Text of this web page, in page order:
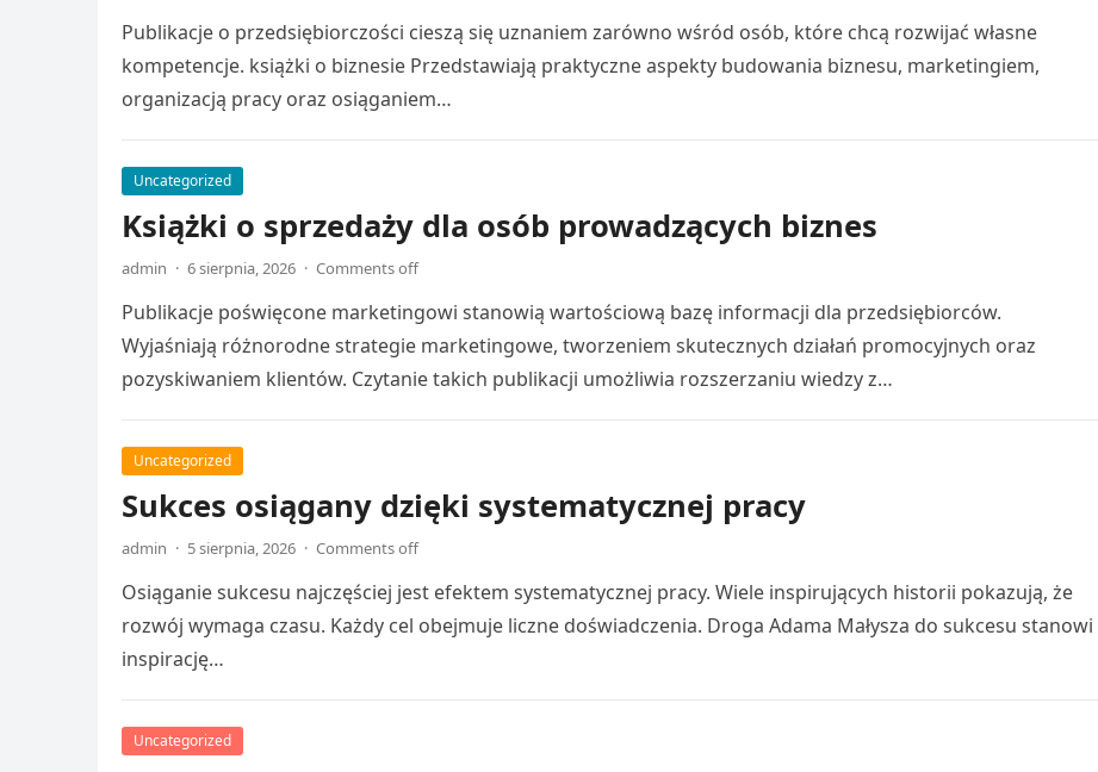
Publikacje o przedsiębiorczości cieszą się uznaniem zarówno wśród osób, które chcą rozwijać własne
kompetencje. książki o biznesie Przedstawiają praktyczne aspekty budowania biznesu, marketingiem,
organizacją pracy oraz osiąganiem…
Uncategorized
Książki o sprzedaży dla osób prowadzących biznes
admin · 6 sierpnia, 2026 · Comments off
Publikacje poświęcone marketingowi stanowią wartościową bazę informacji dla przedsiębiorców.
Wyjaśniają różnorodne strategie marketingowe, tworzeniem skutecznych działań promocyjnych oraz
pozyskiwaniem klientów. Czytanie takich publikacji umożliwia rozszerzaniu wiedzy z…
Uncategorized
Sukces osiągany dzięki systematycznej pracy
admin · 5 sierpnia, 2026 · Comments off
Osiąganie sukcesu najczęściej jest efektem systematycznej pracy. Wiele inspirujących historii pokazują, że
rozwój wymaga czasu. Każdy cel obejmuje liczne doświadczenia. Droga Adama Małysza do sukcesu stanowi
inspirację…
Uncategorized